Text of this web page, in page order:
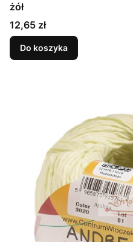
żół
Cena
12,65 zł
Do koszyka